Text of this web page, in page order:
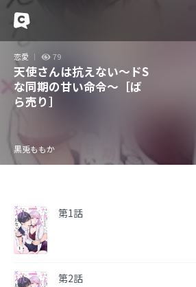
恋愛 79
天使さんは抗えない～ドS
な同期の甘い命令～［ば
ら売り］
黒兎ももか
第1話
第2話